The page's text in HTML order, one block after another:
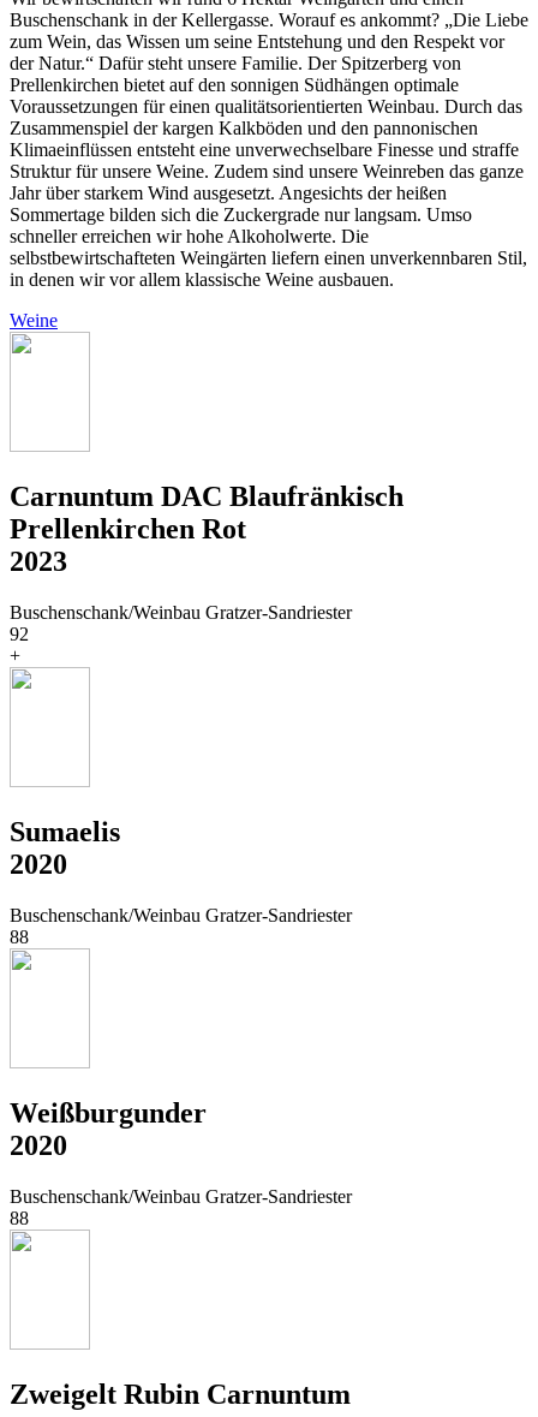
Buschenschank in der Kellergasse. Worauf es ankommt? „Die Liebe
zum Wein, das Wissen um seine Entstehung und den Respekt vor
der Natur.“ Dafür steht unsere Familie. Der Spitzerberg von
Prellenkirchen bietet auf den sonnigen Südhängen optimale
Voraussetzungen für einen qualitätsorientierten Weinbau. Durch das
Zusammenspiel der kargen Kalkböden und den pannonischen
Klimaeinflüssen entsteht eine unverwechselbare Finesse und straffe
Struktur für unsere Weine. Zudem sind unsere Weinreben das ganze
Jahr über starkem Wind ausgesetzt. Angesichts der heißen
Sommertage bilden sich die Zuckergrade nur langsam. Umso
schneller erreichen wir hohe Alkoholwerte. Die
selbstbewirtschafteten Weingärten liefern einen unverkennbaren Stil,
in denen wir vor allem klassische Weine ausbauen.
Weine
Carnuntum DAC Blaufränkisch
Prellenkirchen Rot
2023
Buschenschank/Weinbau Gratzer-Sandriester
92
+
Sumaelis
2020
Buschenschank/Weinbau Gratzer-Sandriester
88
Weißburgunder
2020
Buschenschank/Weinbau Gratzer-Sandriester
88
Zweigelt Rubin Carnuntum